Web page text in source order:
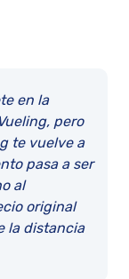
en la
pero
te vuelve a
pasa a ser
al
original
la distancia